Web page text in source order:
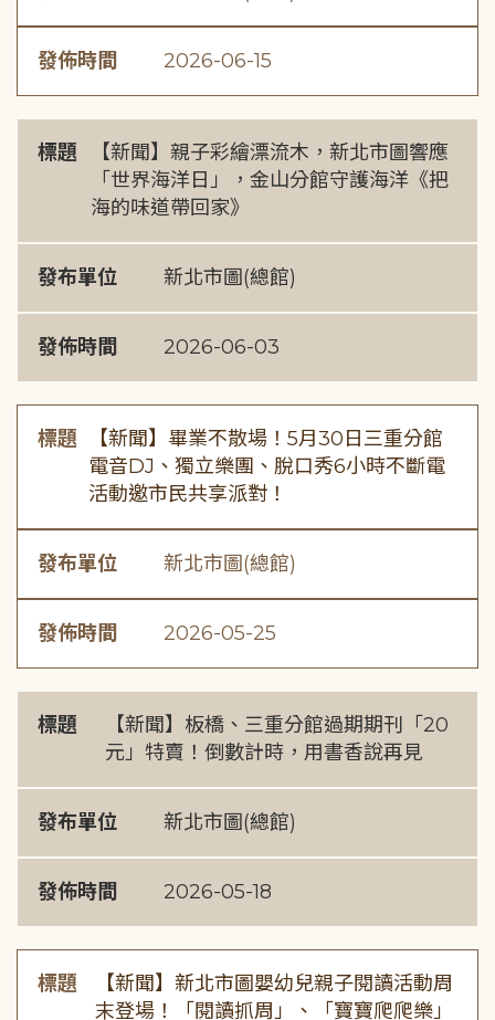
發佈時間 2026-06-15
標題
【新聞】親子彩繪漂流木，新北市圖響應
「世界海洋日」，金山分館守護海洋《把
海的味道帶回家》
發布單位 新北市圖(總館)
發佈時間 2026-06-03
標題
【新聞】畢業不散場！5月30日三重分館
電音DJ、獨立樂團、脫口秀6小時不斷電
活動邀市民共享派對！
發布單位 新北市圖(總館)
發佈時間 2026-05-25
標題
【新聞】板橋、三重分館過期期刊「20
元」特賣！倒數計時，用書香說再見
發布單位 新北市圖(總館)
發佈時間 2026-05-18
標題
【新聞】新北市圖嬰幼兒親子閱讀活動周
末登場！「閱讀抓周」、「寶寶爬爬樂」